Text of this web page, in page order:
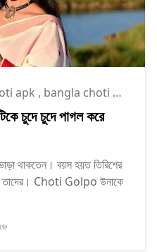
apk , bangla choti golpo
চুদে চুদে পাগল করে
থাকতেন। বয়স হয়ত তিরিশের
তাদের। Choti Golpo উনাকে